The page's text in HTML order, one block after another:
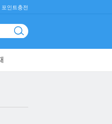
포인트충전